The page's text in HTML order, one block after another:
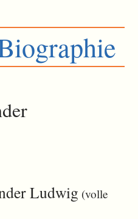
Ludwig (volle